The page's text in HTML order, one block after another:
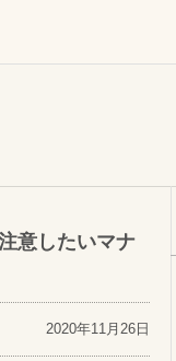
意したいマナ
2020年11月26日